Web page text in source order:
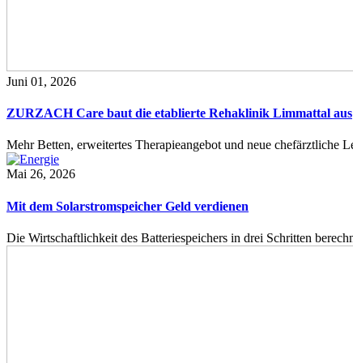
Juni 01, 2026
ZURZACH Care baut die etablierte Rehaklinik Limmattal aus
Mehr Betten, erweitertes Therapieangebot und neue
Mai 26, 2026
Mit dem Solarstromspeicher Geld verdienen
Die Wirtschaftlichkeit des Batteriespeichers in drei Schritten